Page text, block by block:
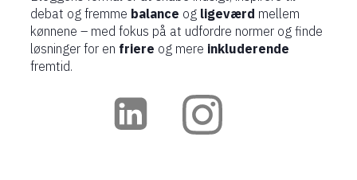
debat og fremme balance og ligeværd mellem
kønnene – med fokus på at udfordre normer og finde
løsninger for en friere og mere inkluderende
fremtid.